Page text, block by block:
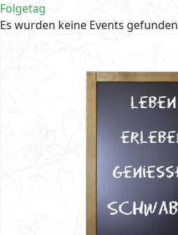
Folgetag
Es wurden keine Events gefunden